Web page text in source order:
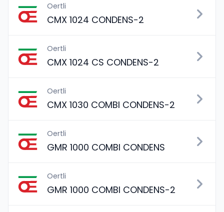
Oertli
CMX 1024 CONDENS-2
Oertli
CMX 1024 CS CONDENS-2
Oertli
CMX 1030 COMBI CONDENS-2
Oertli
GMR 1000 COMBI CONDENS
Oertli
GMR 1000 COMBI CONDENS-2